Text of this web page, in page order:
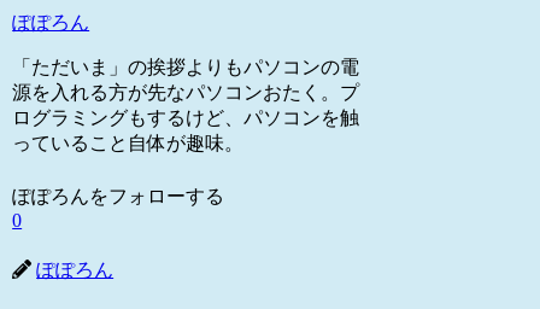
ぽぽろん
「ただいま」の挨拶よりもパソコンの電
源を入れる方が先なパソコンおたく。プ
ログラミングもするけど、パソコンを触
っていること自体が趣味。
ぽぽろんをフォローする
0
ぽぽろん